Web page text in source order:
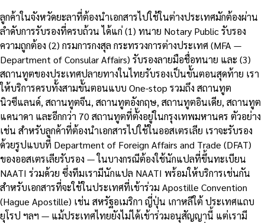
ลูกค้าในจังหวัดยะลาที่ต้องนำเอกสารไปใช้ในต่างประเทศมักต้องผ่าน
ลำดับการรับรองที่ครบถ้วน ได้แก่ (1) ทนาย Notary Public รับรอง
ความถูกต้อง (2) กรมการกงสุล กระทรวงการต่างประเทศ (MFA —
Department of Consular Affairs) รับรองลายมือชื่อทนาย และ (3)
สถานทูตของประเทศปลายทางในไทยรับรองเป็นขั้นตอนสุดท้าย เรา
ให้บริการครบทั้งสามขั้นตอนแบบ One-stop รวมถึง สถานทูต
นิวซีแลนด์, สถานทูตจีน, สถานทูตอังกฤษ, สถานทูตอินเดีย, สถานทูต
แคนาดา และอีกกว่า 70 สถานทูตที่ตั้งอยู่ในกรุงเทพมหานคร ตัวอย่าง
เช่น สำหรับลูกค้าที่ต้องนำเอกสารไปใช้ในออสเตรเลีย เราจะรับรอง
ด้วยรูปแบบที่ Department of Foreign Affairs and Trade (DFAT)
ของออสเตรเลียรับรอง — ในบางกรณีต้องใช้นักแปลที่ขึ้นทะเบียน
NAATI ร่วมด้วย ซึ่งทีมเรามีนักแปล NAATI พร้อมให้บริการเช่นกัน
สำหรับเอกสารที่จะใช้ในประเทศที่เข้าร่วม Apostille Convention
(Hague Apostille) เช่น สหรัฐอเมริกา ญี่ปุ่น เกาหลีใต้ ประเทศแถบ
ยุโรป ฯลฯ — แม้ประเทศไทยยังไม่ได้เข้าร่วมอนุสัญญานี้ แต่เรามี